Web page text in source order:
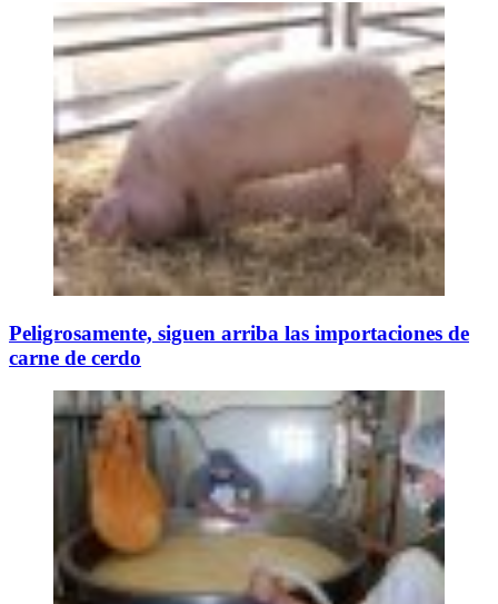
Peligrosamente, siguen arriba las importaciones de
carne de cerdo